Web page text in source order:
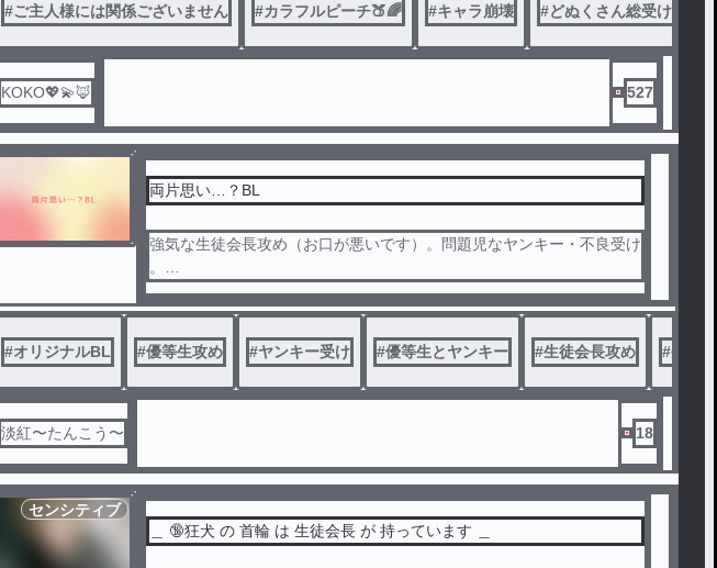
#ご主人様には関係ございません #カラフルピーチ🍑🌈 #キャラ崩壊 #どぬくさん総受け
KOKO💖💫🦊 527
両片思い…？BL
強気な生徒会長攻め（お口が悪いです）。問題児なヤンキー・不良受け
。
吐息喘ぎ（我慢してるって言ったら良いのかな）です。
#オリジナルBL #優等生攻め #ヤンキー受け #優等生とヤンキー #生徒会長攻め #生徒
淡紅〜たんこう〜 18
センシティブ
＿ 🔞狂犬 の 首輪 は 生徒会長 が 持っています ＿